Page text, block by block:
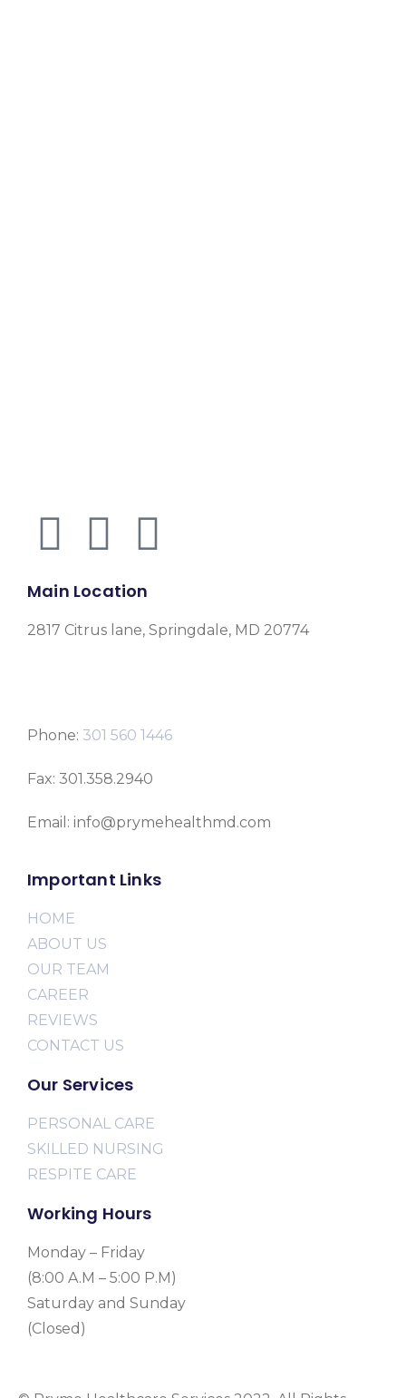
Main Location
2817 Citrus lane, Springdale, MD 20774
Phone: 301 560 1446
Fax: 301.358.2940
Email: info@prymehealthmd.com
Important Links
HOME
ABOUT US
OUR TEAM
CAREER
REVIEWS
CONTACT US
Our Services
PERSONAL CARE
SKILLED NURSING
RESPITE CARE
Working Hours
Monday – Friday
(8:00 A.M – 5:00 P.M)
Saturday and Sunday
(Closed)